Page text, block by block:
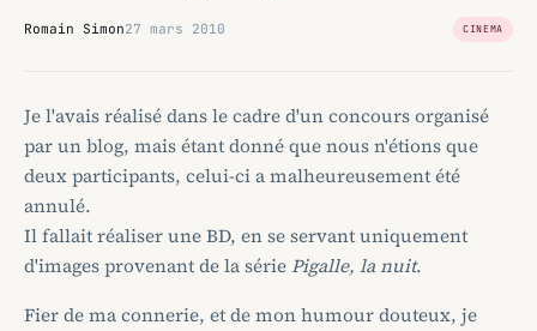
Romain Simon27 mars 2010 CINEMA
Je l'avais réalisé dans le cadre d'un concours organisé
par un blog, mais étant donné que nous n'étions que
deux participants, celui-ci a malheureusement été
annulé.
Il fallait réaliser une BD, en se servant uniquement
d'images provenant de la sériePigalle, la nuit.
Fier de ma connerie, et de mon humour douteux, je